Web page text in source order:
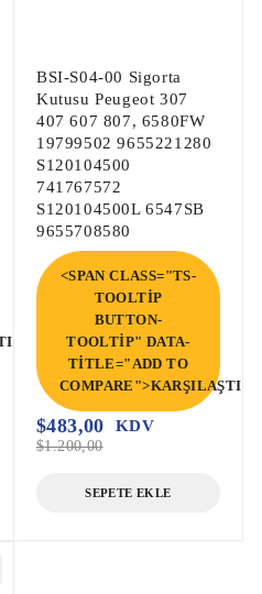
SPAN>
BSI-S04-00 Sigorta
Kutusu Peugeot 307
407 607 807, 6580FW
19799502 9655221280
S120104500
741767572
S120104500L 6547SB
9655708580
<SPAN CLASS="TS-
TOOLTIP
BUTTON-
TOOLTIP" DATA-
TITLE="ADD TO
$1.200,00
$483,00 KDV
SEPETE EKLE